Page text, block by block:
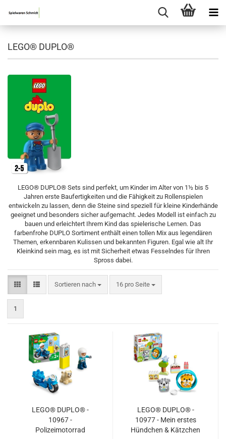
LEGO® DUPLO®
LEGO® DUPLO® Sets sind perfekt, um Kinder im Alter von 1½ bis 5
Jahren erste Baufertigkeiten und die Fähigkeit zu Rollenspielen
entwickeln zu lassen, denn die Steine sind speziell für kleine Kinderhände
geeignet und besonders sicher aufgemacht. Jedes Modell ist einfach zu
bauen und erleichtert Ihrem Kind das spielerische Lernen. Das
farbenfrohe DUPLO Sortiment enthält einen tollen Mix aus legendären
Themen, erkennbaren Kulissen und bekannten Figuren. Egal wie alt Ihr
Kleinkind sein mag, es ist mit Sicherheit etwas Fesselndes für Ihren
Spross dabei.
Sortieren nach
Sortieren nach 16 pro Seite
pro Seite
1
LEGO® DUPLO® -
10967 -
Polizeimotorrad
LEGO® DUPLO® -
10977 - Mein erstes
Hündchen & Kätzchen